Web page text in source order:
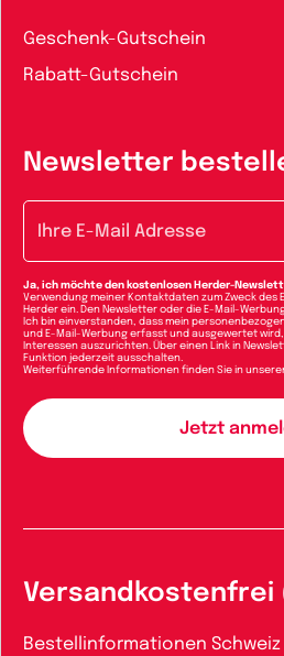
Geschenk-Gutschein
Rabatt-Gutschein
Newsletter
Ja, ich möchte den kostenlosen Herder-
Verwendung meiner Kontaktdaten zum Zweck des
Herder ein. Den Newsletter oder die E-Mail-
Ich bin einverstanden, dass mein
und E-Mail-Werbung erfasst und ausgewertet
Interessen auszurichten. Über einen Link in
Funktion jederzeit ausschalten.
Weiterführende Informationen finden Sie in
Versandkostenfrei
Bestellinformationen Schweiz